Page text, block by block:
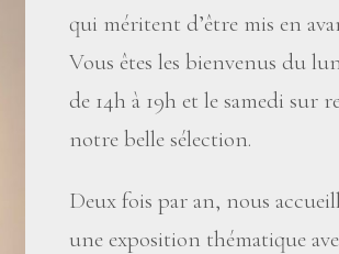
qui méritent d’être mis en
Vous êtes les bienvenus du
de 14h à 19h et le samedi
notre belle sélection.
Deux fois par an, nous
une exposition thématique